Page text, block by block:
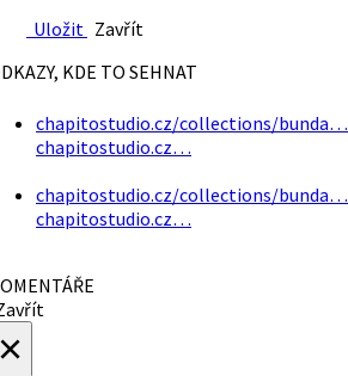
Uložit Zavřít
KDE TO SEHNAT
chapitostudio.cz/collections/bunda…
chapitostudio.cz…
chapitostudio.cz/collections/bunda…
chapitostudio.cz…